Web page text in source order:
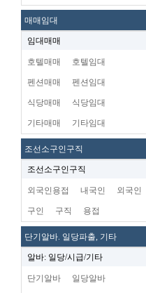
매매임대
임대매매
호텔매매 호텔임대
펜션매매 펜션임대
식당매매 식당임대
기타매매 기타임대
조선소구인구직
조선소구인구직
외국인용접 내국인 외국인
구인 구직 용접
단기알바. 일당파출, 기타
알바: 일당/시급/기타
단기알바 일당알바